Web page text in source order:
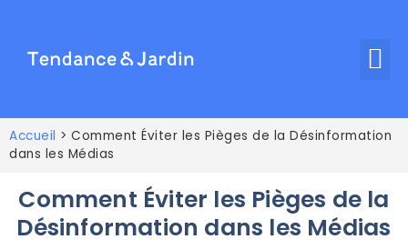
Accueil > Comment Éviter les Pièges de la Désinformation
dans les Médias
Comment Éviter les Pièges de la
Désinformation dans les Médias